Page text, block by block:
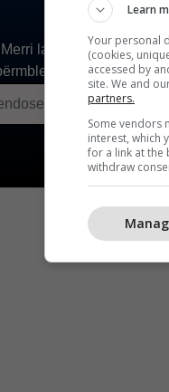
Learn
Your personal
(cookies,
accessed by
site. We and
partners.
Some vendors
interest, which
for a link at the
withdraw